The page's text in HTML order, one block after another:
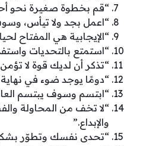
“قم بخطوة صغيرة نحو
“اعمل بجد ولا تيأس،
“الإيجابية هي المفتاح
“استمتع بالتحديات
“تذكر أن لديك قوة لا تؤمن
“دومًا يوجد ضوء في نهاية
“ابتسم وسوف يبتسم
“لا تخف من المحاولة
والإبداع.”
“تحدى نفسك وتطوّر